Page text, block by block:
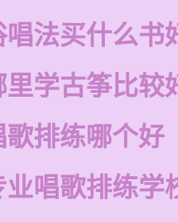
唱法买什么书
里学古筝比较
歌排练哪个好
业唱歌排练学